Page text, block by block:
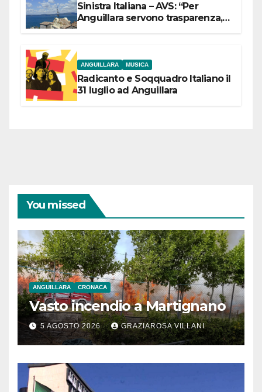
Sinistra Italiana – AVS: “Per
Anguillara servono trasparenza,
ANGUILLARA MUSICA
Radicanto e Soqquadro Italiano il
31 luglio ad Anguillara
You missed
ANGUILLARA CRONACA
Vasto incendio a Martignano
5 AGOSTO 2026 GRAZIAROSA VILLANI